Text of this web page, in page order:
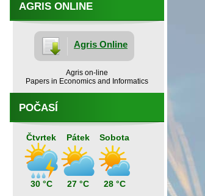
AGRIS ONLINE
Agris Online
Agris on-line
Papers in Economics and Informatics
POČASÍ
Čtvrtek
30 °C
Pátek
27 °C
Sobota
28 °C